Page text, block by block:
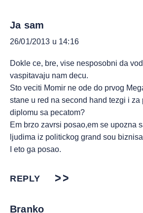
Ja sam
26/01/2013 u 14:16
Dokle ce, bre, vise nesposobni da
vaspitavaju nam decu.
Sto veciti Momir ne ode do prvog
stane u red na second hand tezgi i za
diplomu sa pecatom?
Em brzo zavrsi posao,em se upozna
ljudima iz politickog grand sou
I eto ga posao.
REPLY
Branko